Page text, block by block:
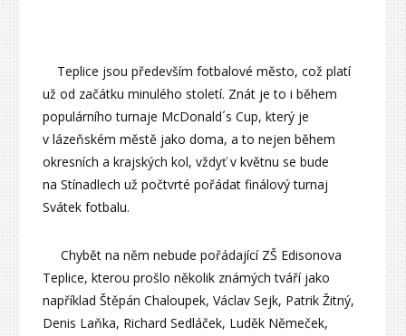
Teplice jsou především fotbalové město, což platí
už od začátku minulého století. Znát je to i během
populárního turnaje McDonald´s Cup, který je
v lázeňském městě jako doma, a to nejen během
okresních a krajských kol, vždyť v květnu se bude
na Stínadlech už počtvrté pořádat finálový turnaj
Svátek fotbalu.
Chybět na něm nebude pořádající ZŠ Edisonova
Teplice, kterou prošlo několik známých tváří jako
například Štěpán Chaloupek, Václav Sejk, Patrik Žitný,
Denis Laňka, Richard Sedláček, Luděk Němeček,